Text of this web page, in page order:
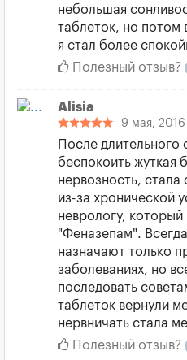
небольшая
таблеток, но потом
я стал более
Полезный отзыв?
Alisia
9 мая, 2016
После длительного
беспокоить жуткая
нервозность, стала
из-за хронической
неврологу,
"Феназепам".
назначают только
заболеваниях, но
последовать
таблеток вернули
нервничать стала
Полезный отзыв?